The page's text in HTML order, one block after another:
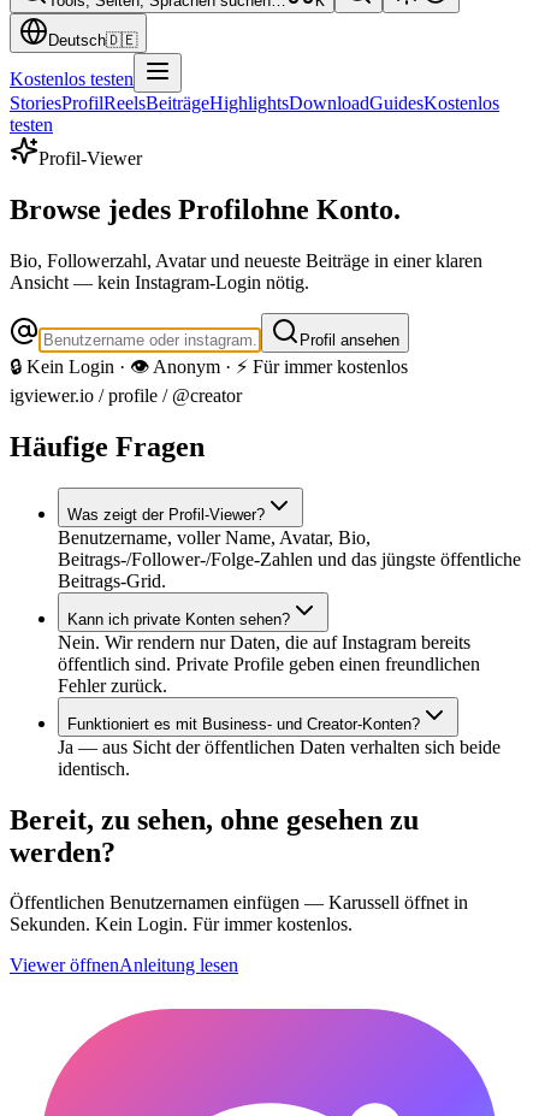
Deutsch🇩🇪
Kostenlos testen
StoriesProfilReelsBeiträgeHighlightsDownloadGuidesKostenlos
testen
Profil-Viewer
Browse jedes Profilohne Konto.
Bio, Followerzahl, Avatar und neueste Beiträge in einer klaren
Ansicht — kein Instagram-Login nötig.
Profil ansehen
🔒 Kein Login · 👁️ Anonym · ⚡ Für immer kostenlos
igviewer.io /profile / @creator
Häufige Fragen
Was zeigt der Profil-Viewer?
Benutzername, voller Name, Avatar, Bio,
Beitrags-/Follower-/Folge-Zahlen und das jüngste öffentliche
Beitrags-Grid.
Kann ich private Konten sehen?
Nein. Wir rendern nur Daten, die auf Instagram bereits
öffentlich sind. Private Profile geben einen freundlichen
Fehler zurück.
Funktioniert es mit Business- und Creator-Konten?
Ja — aus Sicht der öffentlichen Daten verhalten sich beide
identisch.
Bereit, zu sehen, ohne gesehen zu
werden?
Öffentlichen Benutzernamen einfügen — Karussell öffnet in
Sekunden. Kein Login. Für immer kostenlos.
Viewer öffnenAnleitung lesen